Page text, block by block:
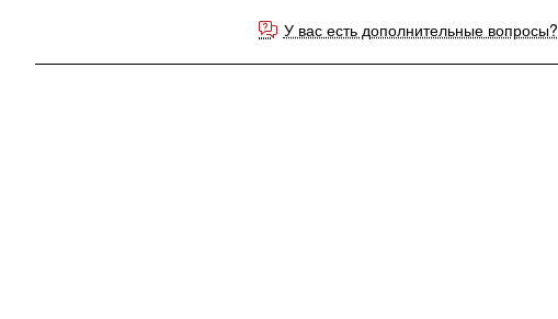
У вас есть дополнительные вопросы?